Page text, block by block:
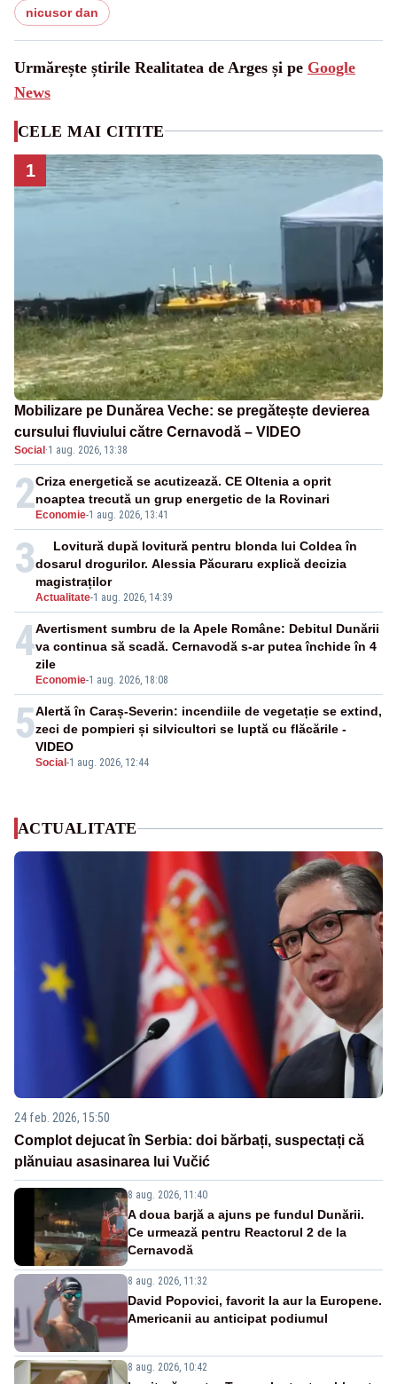
nicusor dan
Urmărește știrile Realitatea de Arges și pe Google
News
CELE MAI CITITE
1
Mobilizare pe Dunărea Veche: se pregătește devierea
cursului fluviului către Cernavodă – VIDEO
Social ·1 aug. 2026, 13:38
2 Economie-1 aug. 2026, 13:41
Criza energetică se acutizează. CE Oltenia a oprit
noaptea trecută un grup energetic de la Rovinari
3
Actualitate-1 aug. 2026, 14:39
Lovitură după lovitură pentru blonda lui Coldea în
dosarul drogurilor. Alessia Păcuraru explică decizia
magistraților
4
Economie-1 aug. 2026, 18:08
Avertisment sumbru de la Apele Române: Debitul Dunării
va continua să scadă. Cernavodă s-ar putea închide în 4
zile
5
Social -1 aug. 2026, 12:44
Alertă în Caraș-Severin: incendiile de vegetație se extind,
zeci de pompieri și silvicultori se luptă cu flăcările -
VIDEO
ACTUALITATE
24 feb. 2026, 15:50
Complot dejucat în Serbia: doi bărbați, suspectați că
plănuiau asasinarea lui Vučić
8 aug. 2026, 11:40
A doua barjă a ajuns pe fundul Dunării.
Ce urmează pentru Reactorul 2 de la
Cernavodă
8 aug. 2026, 11:32
David Popovici, favorit la aur la Europene.
Americanii au anticipat podiumul
8 aug. 2026, 10:42